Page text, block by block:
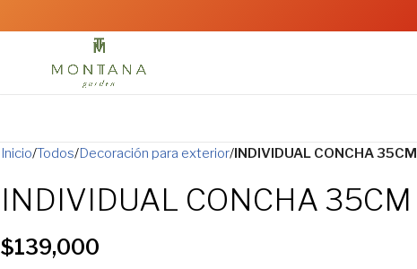
Inicio Todos Decoración para exterior INDIVIDUAL CONCHA 35CM
INDIVIDUAL CONCHA 35CM
$139,000